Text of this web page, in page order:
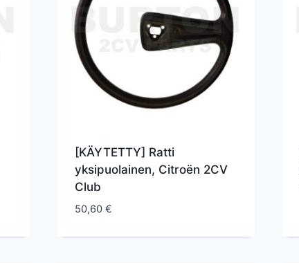
[KÄYTETTY] Ratti
yksipuolainen, Citroën 2CV
Club
50,60 €